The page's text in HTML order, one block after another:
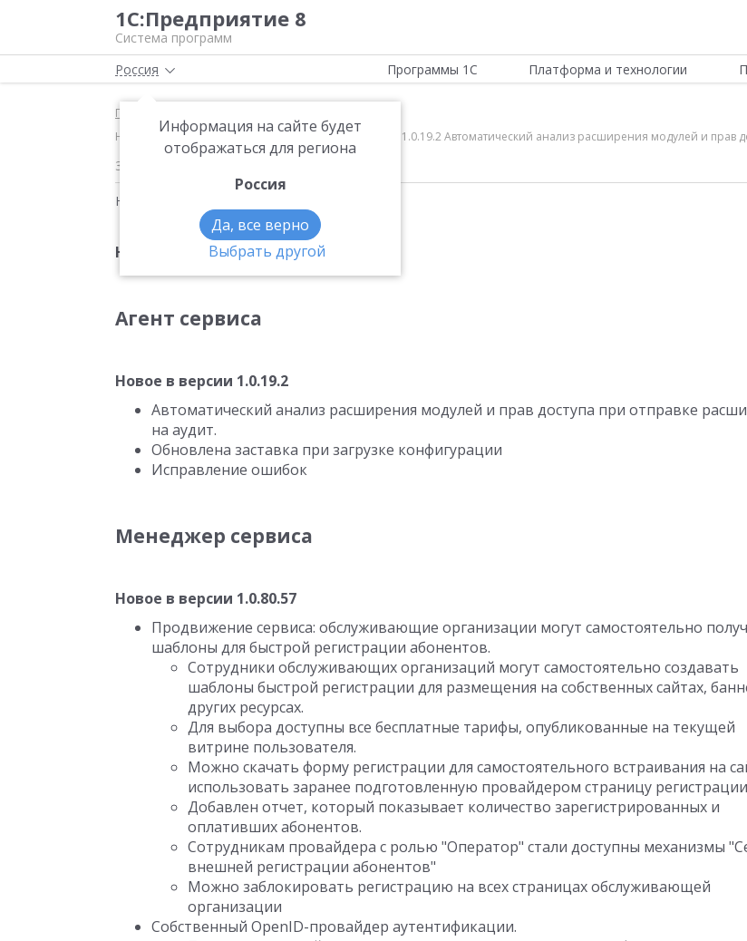
1С:Предприятие 8
Система программ
Россия
Информация на сайте будет
отображаться для региона
Россия
Да, все верно
Выбрать другой
Программы 1С Платформа и технологии
Главная
Новое в версии 1.0.22 Агент сервиса Новое в версии 1.0.19.2 Автоматический анализ расширения модулей и прав
30.08.2018
Новости на тему:
Новое в версии 1.0.22
Агент сервиса
Новое в версии 1.0.19.2
Автоматический анализ расширения модулей и прав доступа при отправке
на аудит.
Обновлена заставка при загрузке конфигурации
Исправление ошибок
Менеджер сервиса
Новое в версии 1.0.80.57
Продвижение сервиса: обслуживающие организации могут самостоятельно
шаблоны для быстрой регистрации абонентов.
Сотрудники обслуживающих организаций могут самостоятельно создавать
шаблоны быстрой регистрации для размещения на собственных сайтах,
других ресурсах.
Для выбора доступны все бесплатные тарифы, опубликованные на текущей
витрине пользователя.
Можно скачать форму регистрации для самостоятельного встраивания на
использовать заранее подготовленную провайдером страницу
Добавлен отчет, который показывает количество зарегистрированных и
оплативших абонентов.
Сотрудникам провайдера с ролью "Оператор" стали доступны механизмы
внешней регистрации абонентов"
Можно заблокировать регистрацию на всех страницах обслуживающей
организации
Собственный OpenID-провайдер аутентификации.